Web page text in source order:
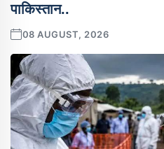
पाकिस्तान..
08 AUGUST, 2026